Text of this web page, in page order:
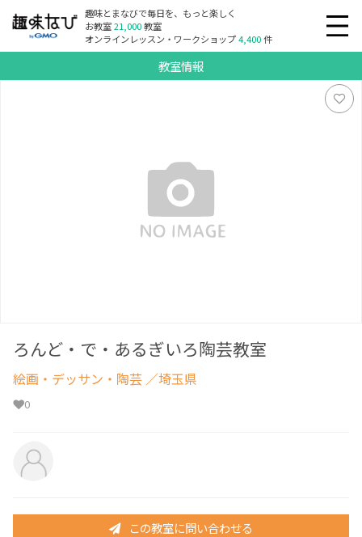
趣味とまなびで毎日を、もっと楽しく
お教室21,000教室
オンラインレッスン・ワークショップ4,400件
教室情報
ろんど・で・あるぎいろ陶芸教室
絵画・デッサン・陶芸 ／埼玉県
0
この教室に問い合わせる